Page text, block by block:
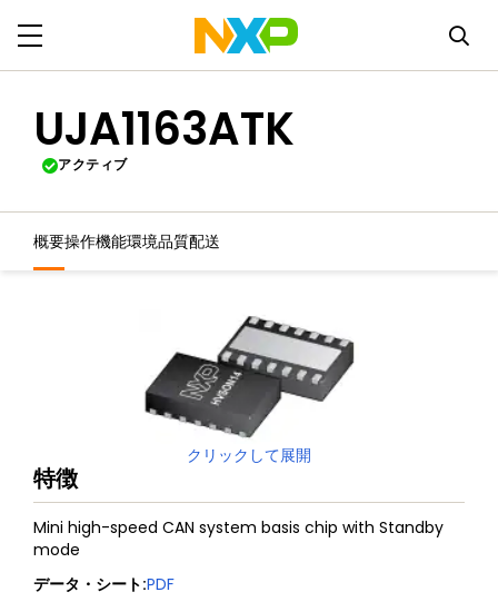
UJA1163ATK
アクティブ
概要操作機能環境品質配送
クリックして展開
特徴
Mini high-speed CAN system basis chip with Standby
mode
データ・シート:PDF